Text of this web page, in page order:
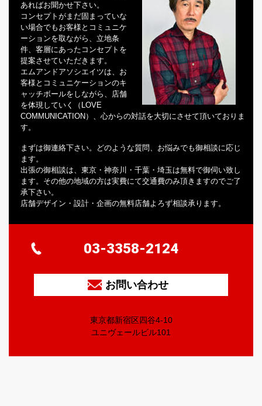
あればお聞かせ下さい。
コンセプトがまだ固まっていな
い場合でもお客様とコミュニケ
ーションを取ながら、立地条
件、客層にあったコンセプトを
提案させていただきます。
エムアンドアソシエイツは、お
客様とコミュニケーションのキ
ャッチボールをしながら、店舗
を体現していく（LOVE
COMMUNICATION）、心からの対話を大切にさせて頂いておりま
す。
まずは御連絡下さい。どのような質問、お悩みでも御相談に応じ
ます。
出張の御相談は、東京・神奈川・千葉・埼玉は無料で御伺い致し
ます。その他の地域の方は実費にて交通費のみ頂きますのでご了
承下さい。
店舗デザイン・設計・企画の無料店舗よろず相談承ります。
03-3358-2124
お問い合わせ
東京都新宿区四谷4-10
ユニヴェールビル101